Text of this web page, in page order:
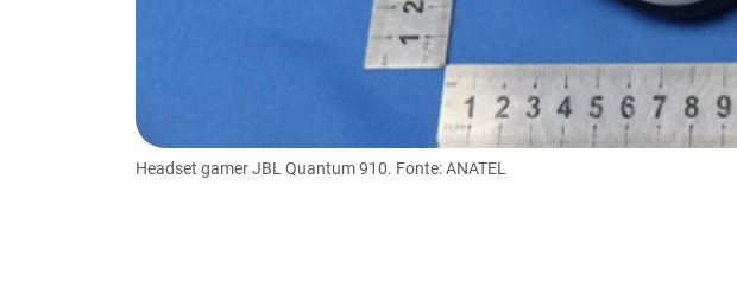
Headset gamer JBL Quantum 910. Fonte: ANATEL